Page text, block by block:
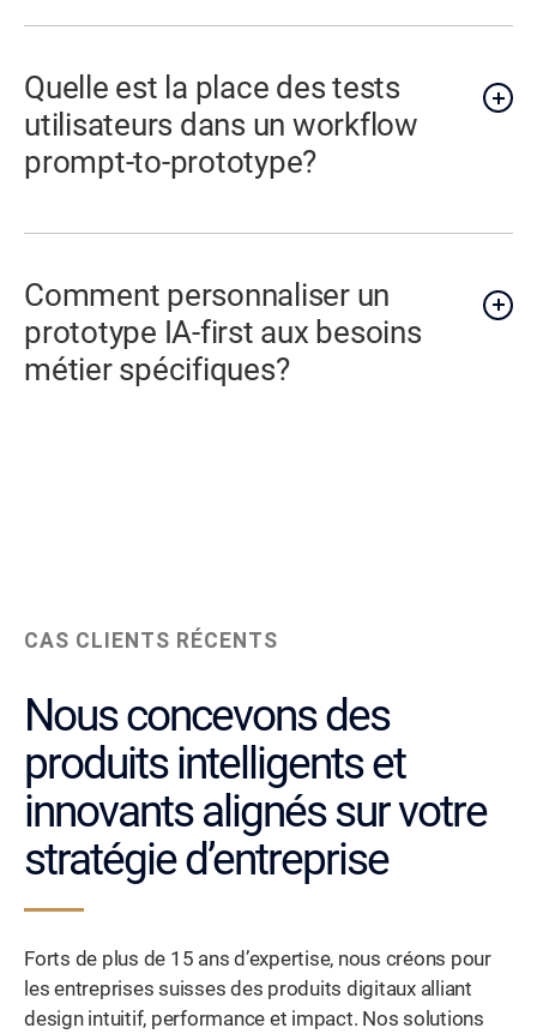
Quelle est la place des tests
utilisateurs dans un workflow
prompt-to-prototype?
Comment personnaliser un
prototype IA-first aux besoins
métier spécifiques?
CAS CLIENTS RÉCENTS
Nous concevons des
produits intelligents et
innovants alignés sur votre
stratégie d’entreprise
Forts de plus de 15 ans d’expertise, nous créons pour
les entreprises suisses des produits digitaux alliant
design intuitif, performance et impact. Nos solutions